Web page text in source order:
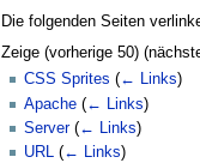
Die folgenden Seiten
Zeige (vorherige 50)
CSS Sprites (← Links)
Apache (← Links)
Server (← Links)
URL (← Links)